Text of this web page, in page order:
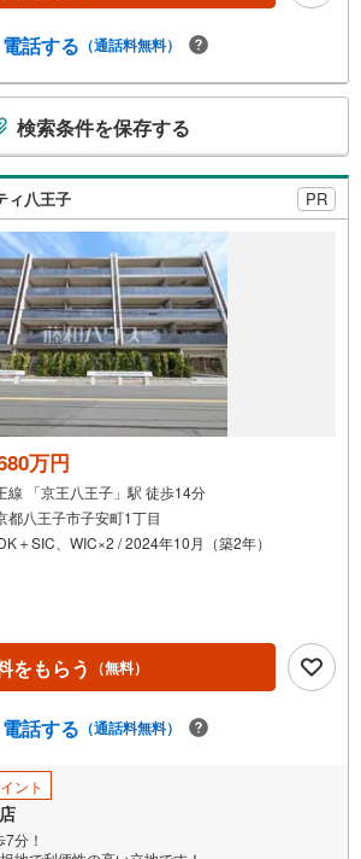
電話する （通話料無料）
検索条件を保存する
ィ八王子 PR
万円
線 「京王八王子」駅 徒歩14分
都八王子市子安町1丁目
＋SIC、WIC×2 / 2024年10月（築2年）
をもらう （無料）
電話する （通話料無料）
ント
分！